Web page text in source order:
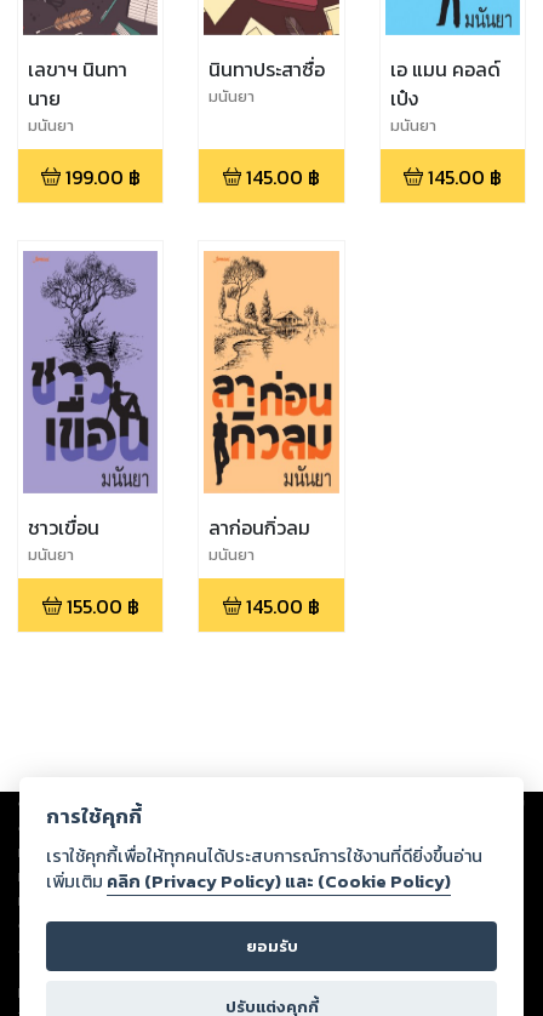
เลขาฯ นินทา
นาย
มนันยา
199.00 ฿
นินทาประสาซื่อ
มนันยา
145.00 ฿
เอ แมน คอลด์
เป๋ง
มนันยา
145.00 ฿
ชาวเขื่อน
มนันยา
155.00 ฿
ลาก่อนกิ่วลม
มนันยา
145.00 ฿
Copyright © 2026
ต่อผลงานหรือเนื้อหาใดที่อัปโหลดผ่านเว็บไซต์และปรากฏว่าละเมิดสิทธิใน
ทรัพย์สินทางปัญญาของบุคคลอื่นหรือขัดต่อกฎหมายและศีลธรรม ดังนั้น ผู้อ่าน
ทุกท่านโปรดใช้วิจารณญาณในการกลั่นกรองด้วยตนเอง และหากท่านพบว่าส่วน
หนึ่งส่วนใดขัดต่อกฎหมายและศีลธรรม กรุณาแจ้งมายังบริษัท เพื่อทีมงานจะได้
ดำเนินการในทันที ทั้งนี้ ทางสตอรี่ล็อกขอสงวนลิขสิทธิ์ตามพระราชบัญญัติ
ลิขสิทธิ์ พ.ศ. 2537 (ฉบับล่าสุด)
For support: member@ookbee.com
การใช้คุกกี้
เราใช้คุกกี้เพื่อให้ทุกคนได้ประสบการณ์การใช้งานที่ดียิ่งขึ้นอ่าน
เพิ่มเติม คลิก (Privacy Policy) และ (Cookie Policy)
ยอมรับ
ปรับแต่งคุกกี้